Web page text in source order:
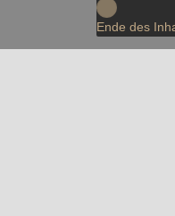
Ende des